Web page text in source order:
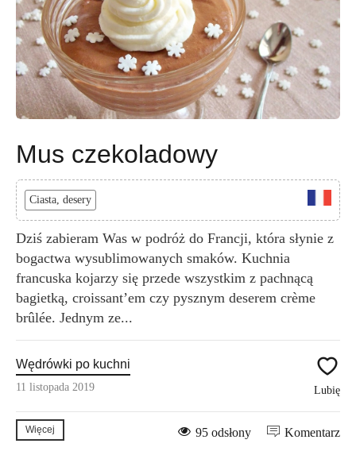
Mus czekoladowy
Ciasta, desery
Dziś zabieram Was w podróż do Francji, która słynie z
bogactwa wysublimowanych smaków. Kuchnia
francuska kojarzy się przede wszystkim z pachnącą
bagietką, croissant’em czy pysznym deserem crème
brûlée. Jednym ze...
Wędrówki po kuchni
11 listopada 2019 Lubię
Więcej Komentarz
95 odsłony